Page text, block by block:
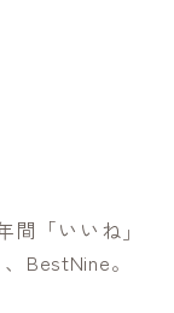
「いいね」
BestNine。